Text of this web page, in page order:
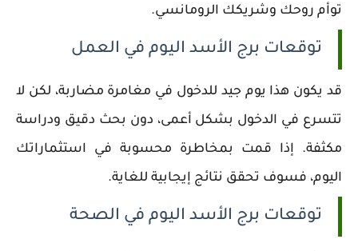
توأم روحك وشريكك الرومانسي.
توقعات برج الأسد اليوم في العمل
قد يكون هذا يوم جيد للدخول في مغامرة مضاربة، لكن لا
تتسرع في الدخول بشكل أعمى، دون بحث دقيق ودراسة
مكثفة. إذا قمت بمخاطرة محسوبة في استثماراتك
اليوم، فسوف تحقق نتائج إيجابية للغاية.
توقعات برج الأسد اليوم في الصحة